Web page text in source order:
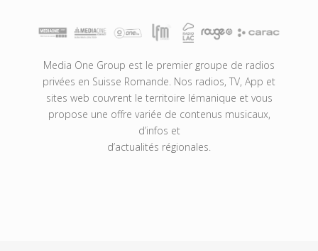
Media One Group est le premier groupe de radios
privées en Suisse Romande. Nos radios, TV, App et
sites web couvrent le territoire lémanique et vous
propose une offre variée de contenus musicaux,
d’infos et
d’actualités régionales.